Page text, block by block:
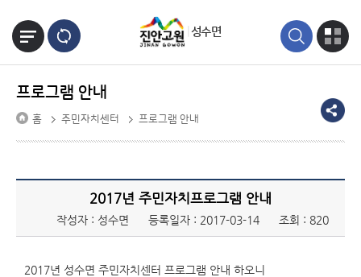
성수면
프로그램 안내
홈 주민자치센터 프로그램 안내
2017년 주민자치프로그램 안내
작성자 : 성수면 등록일자 : 2017-03-14 조회 : 820
2017년 성수면 주민자치센터 프로그램 안내 하오니